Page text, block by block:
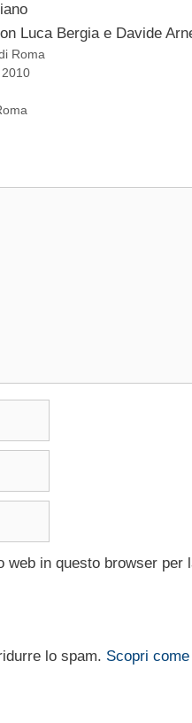
Luca Bergia e Davide
Roma
web in questo browser per
lo spam. Scopri